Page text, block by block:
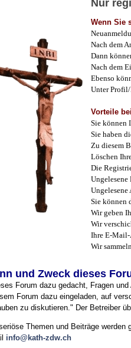
Nur
Wenn Sie
Nach dem
Dann
Nach dem
Ebenso
Unter
Vorteile
Sie können
Sie haben
Zu diesem
Löschen
Die
Ungelesene
Sie können
Wir geben
Wir
Ihre E-
Wir
und Zweck dieses
Forum dazu gedacht, Fragen
Forum dazu eingeladen, auf
zu diskutieren." Der Betreiber
Themen und Beiträge
info@kath-zdw.ch